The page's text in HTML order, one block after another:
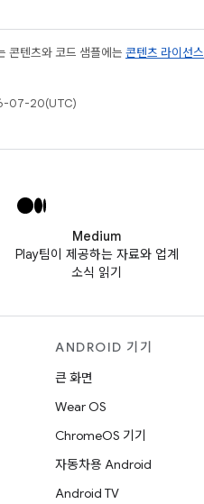
콘텐츠와 코드 샘플에는 콘텐츠 라이선스
07-20(UTC)
Medium
Play팀이 제공하는 자료와 업계
소식 읽기
ANDROID 기기
큰 화면
Wear OS
ChromeOS 기기
자동차용 Android
Android TV